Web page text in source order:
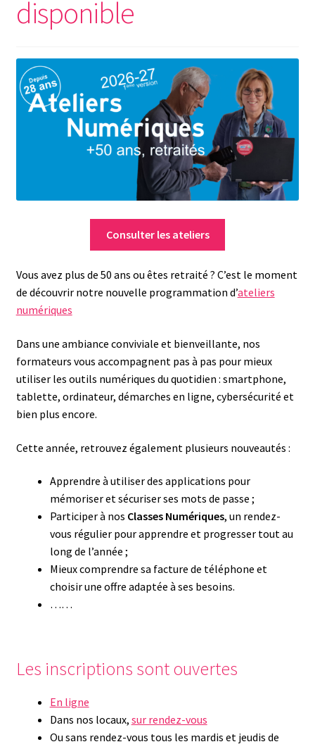
disponible
Consulter les ateliers
Vous avez plus de 50 ans ou êtes retraité ? C’est le moment
de découvrir notre nouvelle programmation d’ateliers
numériques
Dans une ambiance conviviale et bienveillante, nos
formateurs vous accompagnent pas à pas pour mieux
utiliser les outils numériques du quotidien : smartphone,
tablette, ordinateur, démarches en ligne, cybersécurité et
bien plus encore.
Cette année, retrouvez également plusieurs nouveautés :
Apprendre à utiliser des applications pour
mémoriser et sécuriser ses mots de passe ;
Participer à nos Classes Numériques, un rendez-
vous régulier pour apprendre et progresser tout au
long de l’année ;
Mieux comprendre sa facture de téléphone et
choisir une offre adaptée à ses besoins.
……
Les inscriptions sont ouvertes
En ligne
Dans nos locaux, sur rendez-vous
Ou sans rendez-vous tous les mardis et jeudis de